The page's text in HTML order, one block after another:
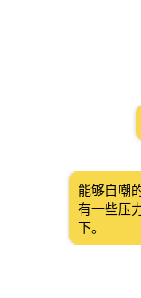
能够自嘲
有一些压
下。